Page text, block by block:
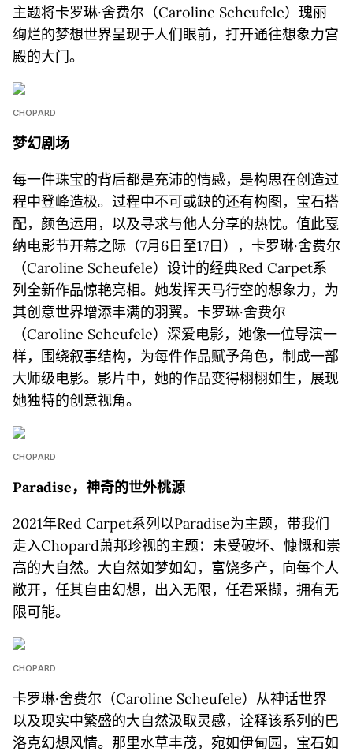
主题将卡罗琳·舍费尔（Caroline Scheufele）瑰丽
绚烂的梦想世界呈现于人们眼前，打开通往想象力宫
殿的大门。
CHOPARD
梦幻剧场
每一件珠宝的背后都是充沛的情感，是构思在创造过
程中登峰造极。过程中不可或缺的还有构图，宝石搭
配，颜色运用，以及寻求与他人分享的热忱。值此戛
纳电影节开幕之际（7月6日至17日），卡罗琳·舍费尔
（Caroline Scheufele）设计的经典Red Carpet系
列全新作品惊艳亮相。她发挥天马行空的想象力，为
其创意世界增添丰满的羽翼。卡罗琳·舍费尔
（Caroline Scheufele）深爱电影，她像一位导演一
样，围绕叙事结构，为每件作品赋予角色，制成一部
大师级电影。影片中，她的作品变得栩栩如生，展现
她独特的创意视角。
CHOPARD
Paradise，神奇的世外桃源
2021年Red Carpet系列以Paradise为主题，带我们
走入Chopard萧邦珍视的主题：未受破坏、慷慨和崇
高的大自然。大自然如梦如幻，富饶多产，向每个人
敞开，任其自由幻想，出入无限，任君采撷，拥有无
限可能。
CHOPARD
卡罗琳·舍费尔（Caroline Scheufele）从神话世界
以及现实中繁盛的大自然汲取灵感，诠释该系列的巴
洛克幻想风情。那里水草丰茂，宛如伊甸园，宝石如